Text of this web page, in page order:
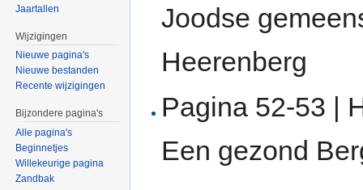
Joodse
Heerenberg
Pagina 52-53 |
Een gezond
Jaartallen
Wijzigingen
Nieuwe pagina's
Nieuwe bestanden
Recente wijzigingen
Bijzondere pagina's
Alle pagina's
Beginnetjes
Willekeurige pagina
Zandbak